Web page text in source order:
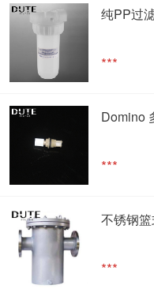
纯PP过
***
Domino
***
不锈钢
***